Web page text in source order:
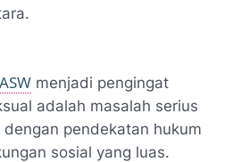
ASW menjadi pengingat
adalah masalah serius
pendekatan hukum
sosial yang luas.